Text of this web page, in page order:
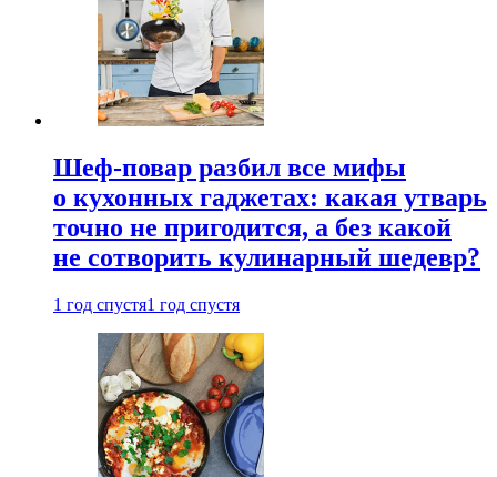
Шеф-повар разбил все мифы
о кухонных гаджетах: какая утварь
точно не пригодится, а без какой
не сотворить кулинарный шедевр?
1 год спустя1 год спустя